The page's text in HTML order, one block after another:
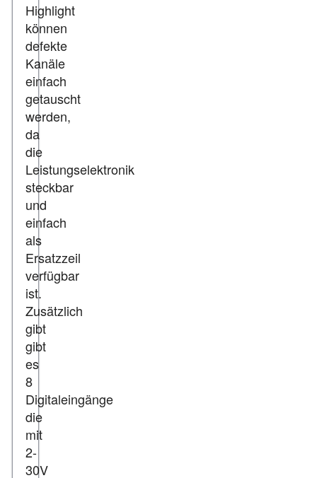
Highlight
können
defekte
Kanäle
einfach
getauscht
werden,
da
die
Leistungselektronik
steckbar
und
einfach
als
Ersatzzeil
verfügbar
ist.
Zusätzlich
gibt
gibt
es
8
Digitaleingänge
die
mit
2-
30V